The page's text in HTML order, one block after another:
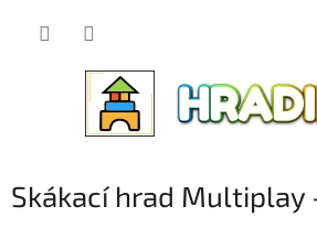
Skákací hrad Multiplay